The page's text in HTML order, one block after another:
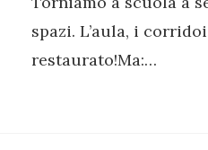
spazi. L’aula, i
restaurato!Ma:…